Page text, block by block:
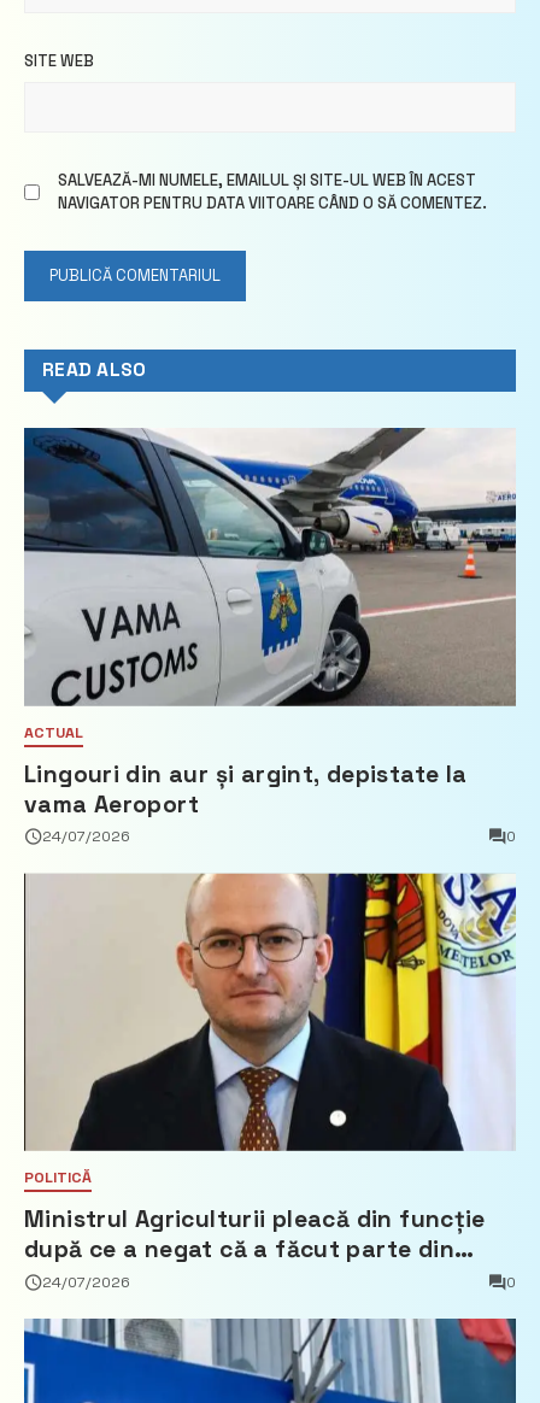
SITE WEB
SALVEAZĂ-MI NUMELE, EMAILUL ȘI SITE-UL WEB ÎN ACEST
NAVIGATOR PENTRU DATA VIITOARE CÂND O SĂ COMENTEZ.
READ ALSO
ACTUAL
Lingouri din aur și argint, depistate la
vama Aeroport
24/07/2026 0
POLITICĂ
Ministrul Agriculturii pleacă din funcție
după ce a negat că a făcut parte din
Partidul Democrat
24/07/2026 0